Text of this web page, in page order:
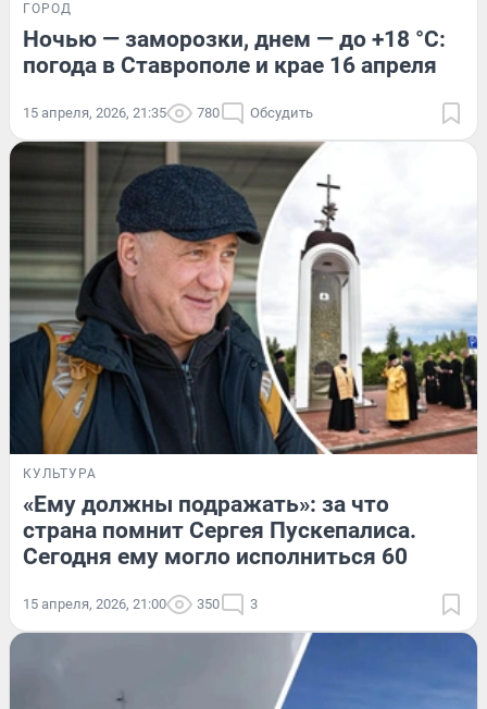
ГОРОД
Ночью — заморозки, днем — до +18 °C:
погода в Ставрополе и крае 16 апреля
15 апреля, 2026, 21:35 780 Обсудить
КУЛЬТУРА
«Ему должны подражать»: за что
страна помнит Сергея Пускепалиса.
Сегодня ему могло исполниться 60
15 апреля, 2026, 21:00 350 3